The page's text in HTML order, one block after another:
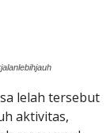
lelah tersebut
aktivitas,